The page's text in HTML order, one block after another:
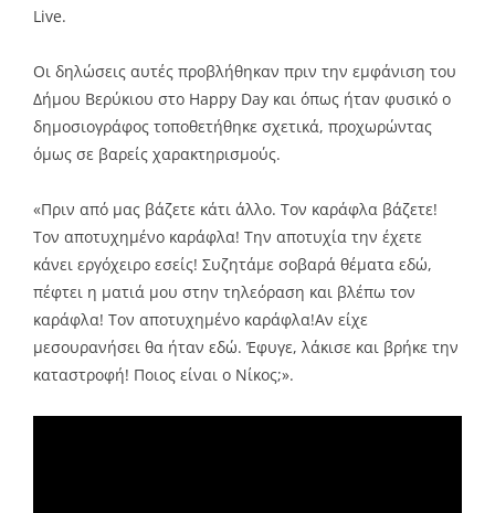
Live.
Οι δηλώσεις αυτές προβλήθηκαν πριν την εμφάνιση του
Δήμου Βερύκιου στο Happy Day και όπως ήταν φυσικό ο
δημοσιογράφος τοποθετήθηκε σχετικά, προχωρώντας
όμως σε βαρείς χαρακτηρισμούς.
«Πριν από μας βάζετε κάτι άλλο. Τον καράφλα βάζετε!
Τον αποτυχημένο καράφλα! Την αποτυχία την έχετε
κάνει εργόχειρο εσείς! Συζητάμε σοβαρά θέματα εδώ,
πέφτει η ματιά μου στην τηλεόραση και βλέπω τον
καράφλα! Τον αποτυχημένο καράφλα!Αν είχε
μεσουρανήσει θα ήταν εδώ. Έφυγε, λάκισε και βρήκε την
καταστροφή! Ποιος είναι ο Νίκος;».